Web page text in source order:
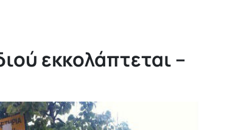
εκκολάπτεται –